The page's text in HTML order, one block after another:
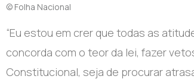
© Folha Nacional
“Eu estou em crer que todas as
concorda com o teor da lei, fazer
Constitucional, seja de procurar